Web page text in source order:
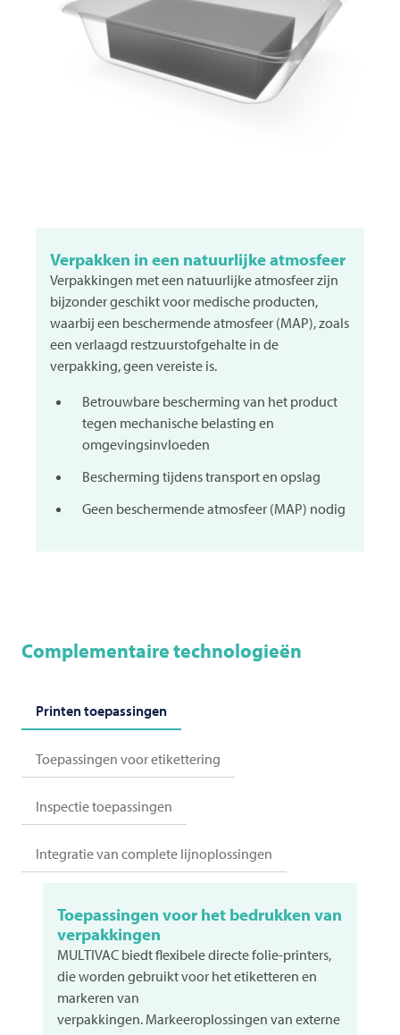
Verpakken in een natuurlijke atmosfeer
Verpakkingen met een natuurlijke atmosfeer zijn
bijzonder geschikt voor medische producten,
waarbij een beschermende atmosfeer (MAP), zoals
een verlaagd restzuurstofgehalte in de
verpakking, geen vereiste is.
Betrouwbare bescherming van het product
tegen mechanische belasting en
omgevingsinvloeden
Bescherming tijdens transport en opslag
Geen beschermende atmosfeer (MAP) nodig
Complementaire technologieën
Printen toepassingen
Toepassingen voor etikettering
Inspectie toepassingen
Integratie van complete lijnoplossingen
Toepassingen voor het bedrukken van
verpakkingen
MULTIVAC biedt flexibele directe folie-printers,
die worden gebruikt voor het etiketteren en
markeren van
verpakkingen. Markeeroplossingen van externe